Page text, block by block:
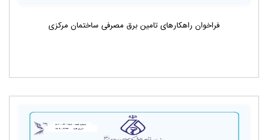
فراخوان راهکارهای تامین برق مصرفی ساختمان مرکزی